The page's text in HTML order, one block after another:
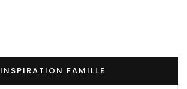
INSPIRATION FAMILLE